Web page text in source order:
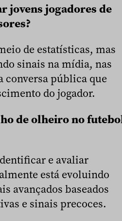
jovens jogadores de
de estatísticas, mas
sinais na mídia, nas
conversa pública que
do jogador.
de olheiro no
e avaliar
está evoluindo
avançados baseados
e sinais precoces.